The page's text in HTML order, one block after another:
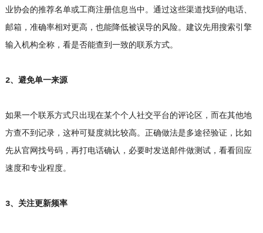
业协会的推荐名单或工商注册信息当中。通过这些渠道找到的电话、
邮箱，准确率相对更高，也能降低被误导的风险。建议先用搜索引擎
输入机构全称，看是否能查到一致的联系方式。
2、避免单一来源
如果一个联系方式只出现在某个个人社交平台的评论区，而在其他地
方查不到记录，这种可疑度就比较高。正确做法是多途径验证，比如
先从官网找号码，再打电话确认，必要时发送邮件做测试，看看回应
速度和专业程度。
3、关注更新频率